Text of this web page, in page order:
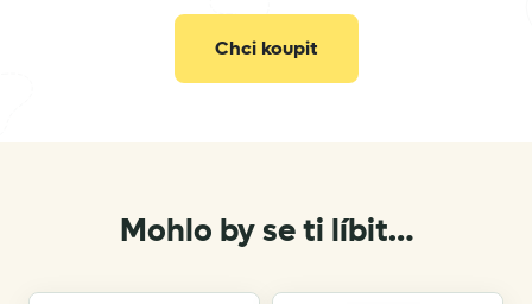
Chci koupit
Mohlo by se ti líbit…